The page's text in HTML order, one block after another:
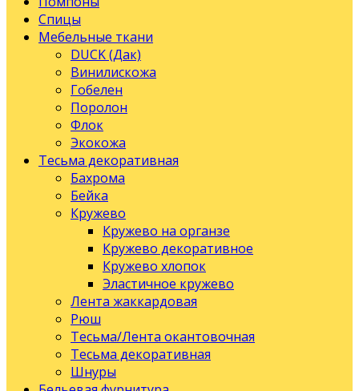
Спицы
Мебельные ткани
DUCK (Дак)
Винилискожа
Гобелен
Поролон
Флок
Экокожа
Тесьма декоративная
Бахрома
Бейка
Кружево
Кружево на органзе
Кружево декоративное
Кружево хлопок
Эластичное кружево
Лента жаккардовая
Рюш
Тесьма/Лента окантовочная
Тесьма декоративная
Шнуры